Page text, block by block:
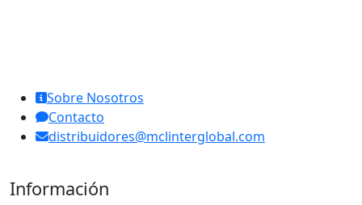
Sobre Nosotros
Contacto
distribuidores@mclinterglobal.com
Información